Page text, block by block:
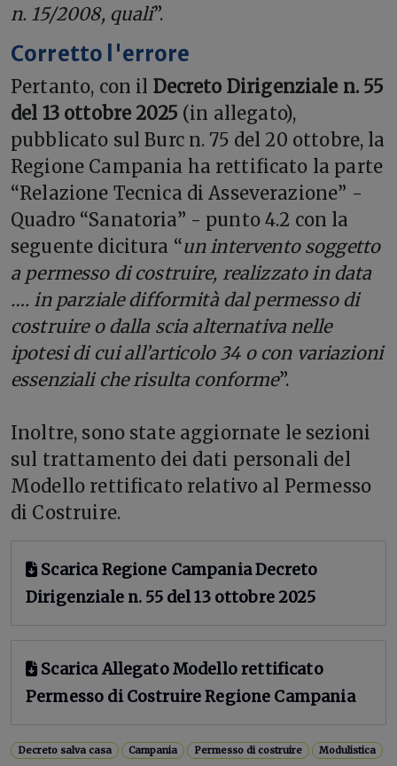
n. 15/2008, quali”.
Corretto l'errore
Pertanto, con il Decreto Dirigenziale n. 55
del 13 ottobre 2025 (in allegato),
pubblicato sul Burc n. 75 del 20 ottobre, la
Regione Campania ha rettificato la parte
“Relazione Tecnica di Asseverazione” -
Quadro “Sanatoria” - punto 4.2 con la
seguente dicitura “un intervento soggetto
a permesso di costruire, realizzato in data
…. in parziale difformità dal permesso di
costruire o dalla scia alternativa nelle
ipotesi di cui all’articolo 34 o con variazioni
essenziali che risulta conforme”.
Inoltre, sono state aggiornate le sezioni
sul trattamento dei dati personali del
Modello rettificato relativo al Permesso
di Costruire.
Scarica Regione Campania Decreto
Dirigenziale n. 55 del 13 ottobre 2025
Scarica Allegato Modello rettificato
Permesso di Costruire Regione Campania
Decreto salva casa Campania Permesso di costruire Modulistica